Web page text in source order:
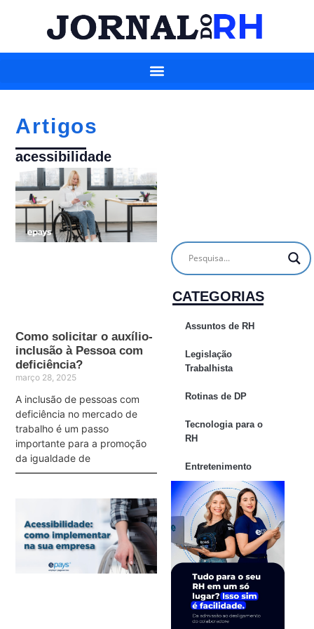
Artigos
acessibilidade
Como solicitar o auxílio-
inclusão à Pessoa com
deficiência?
março 28, 2025
A inclusão de pessoas com
deficiência no mercado de
trabalho é um passo
importante para a promoção
da igualdade de
CATEGORIAS
Assuntos de RH
Legislação
Trabalhista
Rotinas de DP
Tecnologia para o
RH
Entretenimento